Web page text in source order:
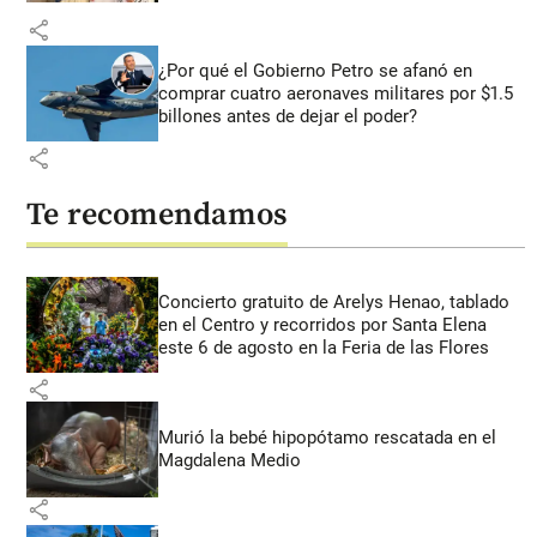
share
¿Por qué el Gobierno Petro se afanó en
comprar cuatro aeronaves militares por $1.5
billones antes de dejar el poder?
share
Te recomendamos
Concierto gratuito de Arelys Henao, tablado
en el Centro y recorridos por Santa Elena
este 6 de agosto en la Feria de las Flores
share
Murió la bebé hipopótamo rescatada en el
Magdalena Medio
share